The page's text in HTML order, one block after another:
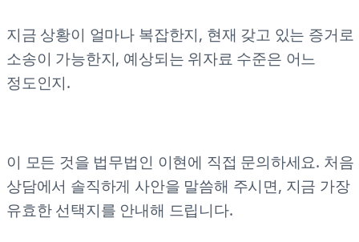
지금 상황이 얼마나 복잡한지, 현재 갖고 있는 증거로
소송이 가능한지, 예상되는 위자료 수준은 어느
정도인지.
이 모든 것을 법무법인 이현에 직접 문의하세요. 처음
상담에서 솔직하게 사안을 말씀해 주시면, 지금 가장
유효한 선택지를 안내해 드립니다.